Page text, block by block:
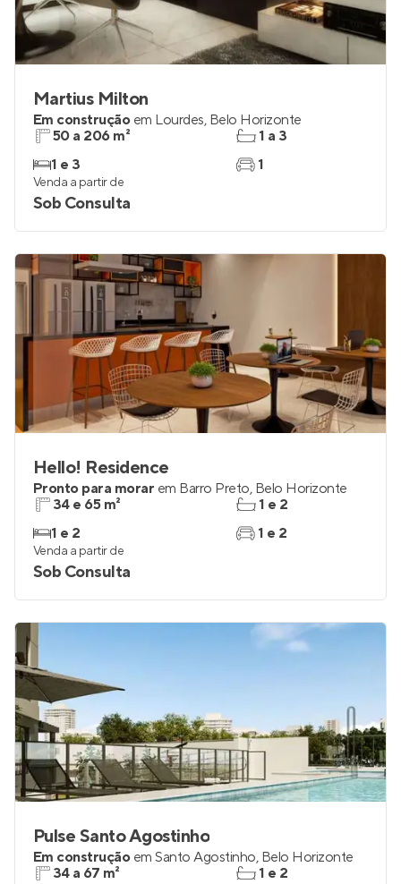
Martius Milton
Em construção em Lourdes, Belo Horizonte
50 a 206 m²
1 e 3
1 a 3
1
Venda a partir de
Sob Consulta
Hello! Residence
Pronto para morar em Barro Preto, Belo Horizonte
34 e 65 m²
1 e 2
1 e 2
1 e 2
Venda a partir de
Sob Consulta
Pulse Santo Agostinho
Em construção em Santo Agostinho, Belo Horizonte
34 a 67 m²
1 e 2